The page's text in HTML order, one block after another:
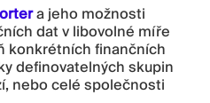
a jeho možnosti
dat v libovolné míře
konkrétních finančních
definovatelných skupin
nebo celé společnosti